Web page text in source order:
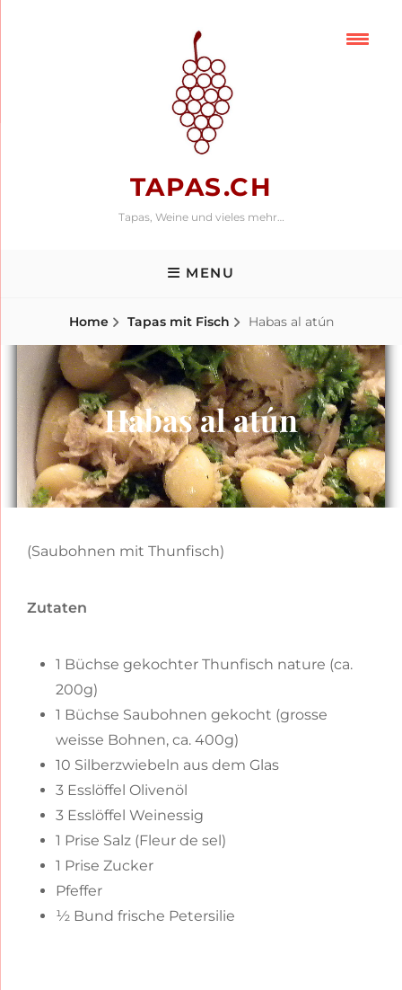
TAPAS.CH
Tapas, Weine und vieles mehr…
MENU
Home Tapas mit Fisch Habas al atún
Habas al atún
(Saubohnen mit Thunfisch)
Zutaten
1 Büchse gekochter Thunfisch nature (ca.
200g)
1 Büchse Saubohnen gekocht (grosse
weisse Bohnen, ca. 400g)
10 Silberzwiebeln aus dem Glas
3 Esslöffel Olivenöl
3 Esslöffel Weinessig
1 Prise Salz (Fleur de sel)
1 Prise Zucker
Pfeffer
½ Bund frische Petersilie